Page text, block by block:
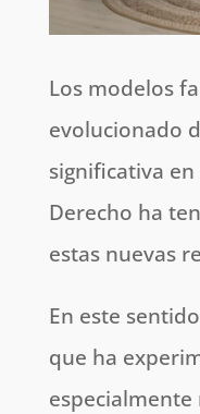
Los modelos
evolucionado
significativa
Derecho ha
estas nuevas
En este
que ha
especialmente